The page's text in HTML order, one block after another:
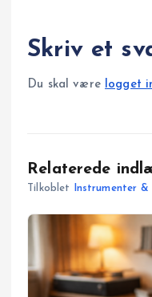
Skriv et
Du skal være logget
Relaterede
Tilkoblet Instrumenter &